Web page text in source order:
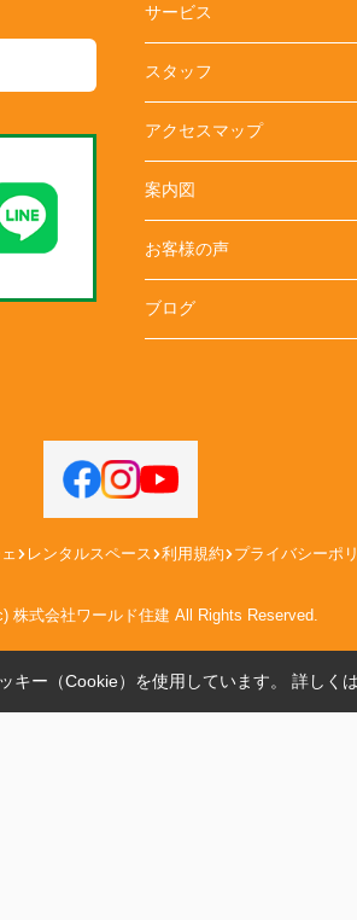
サービス
スタッフ
アクセスマップ
案内図
お客様の声
ブログ
レンタルスペース 利用規約 プライバシーポ
株式会社ワールド住建 All Rights Reserved.
キー（Cookie）を使用しています。 詳しく